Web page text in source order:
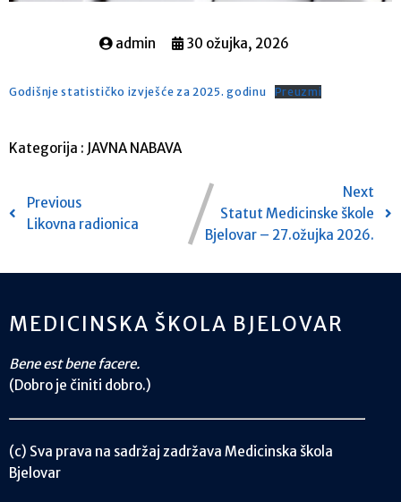
admin 30 ožujka, 2026
Godišnje statističko izvješće za 2025. godinu Preuzmi
Kategorija : JAVNA NABAVA
Previous
Likovna radionica
Next
Statut Medicinske škole
Bjelovar – 27.ožujka 2026.
MEDICINSKA ŠKOLA BJELOVAR
Bene est bene facere.
(Dobro je činiti dobro.)
(c) Sva prava na sadržaj zadržava Medicinska škola
Bjelovar